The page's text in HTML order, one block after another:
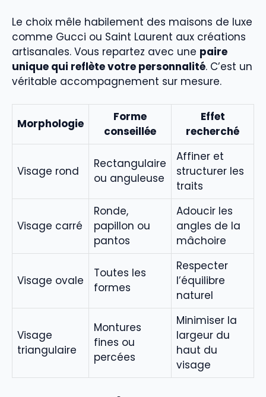
Le choix mêle habilement des maisons de luxe
comme Gucci ou Saint Laurent aux créations
artisanales. Vous repartez avec une paire
unique qui reflète votre personnalité. C’est un
véritable accompagnement sur mesure.
Morphologie
Forme
conseillée
Effet
recherché
Visage rond
Rectangulaire
ou anguleuse
Affiner et
structurer les
traits
Visage carré
Ronde,
papillon ou
pantos
Adoucir les
angles de la
mâchoire
Visage ovale
Toutes les
formes
Respecter
l’équilibre
naturel
Visage
triangulaire
Montures
fines ou
percées
Minimiser la
largeur du
haut du
visage